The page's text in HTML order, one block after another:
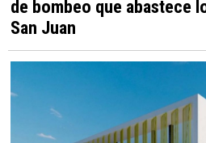
de bombeo que abastece
San Juan